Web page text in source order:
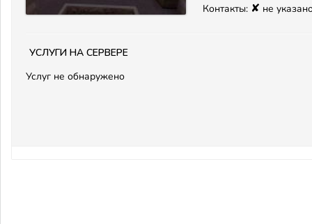
Контакты: ✘ не
Услуги на сервере
Услуг не обнаружено